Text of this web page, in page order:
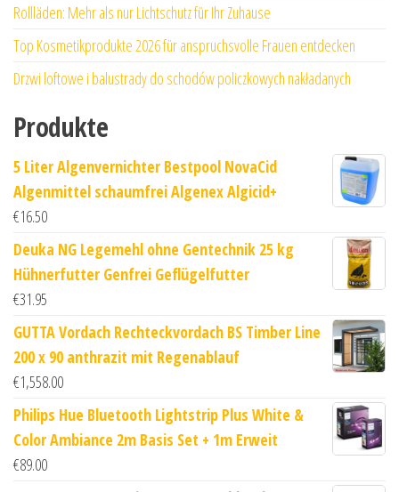
Rollläden: Mehr als nur Lichtschutz für Ihr Zuhause
Top Kosmetikprodukte 2026 für anspruchsvolle Frauen entdecken
Drzwi loftowe i balustrady do schodów policzkowych nakładanych
Produkte
5 Liter Algenvernichter Bestpool NovaCid
Algenmittel schaumfrei Algenex Algicid+
€16.50
Deuka NG Legemehl ohne Gentechnik 25 kg
Hühnerfutter Genfrei Geflügelfutter
€31.95
GUTTA Vordach Rechteckvordach BS Timber Line
200 x 90 anthrazit mit Regenablauf
€1,558.00
Philips Hue Bluetooth Lightstrip Plus White &
Color Ambiance 2m Basis Set + 1m Erweit
€89.00